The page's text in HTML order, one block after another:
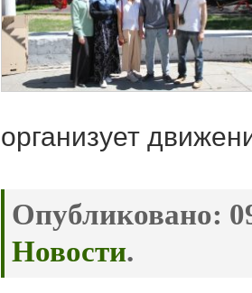
организует
Опубликовано:
Новости.